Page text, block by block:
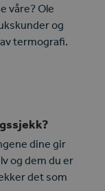
våre? Ole
og
termografi.
dine gir
og dem du er
det som